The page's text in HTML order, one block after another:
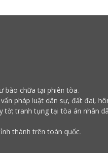
bào chữa tại phiên tòa.
pháp luật dân sự, đất đai,
tranh tụng tại tòa án nhân
thành trên toàn quốc.